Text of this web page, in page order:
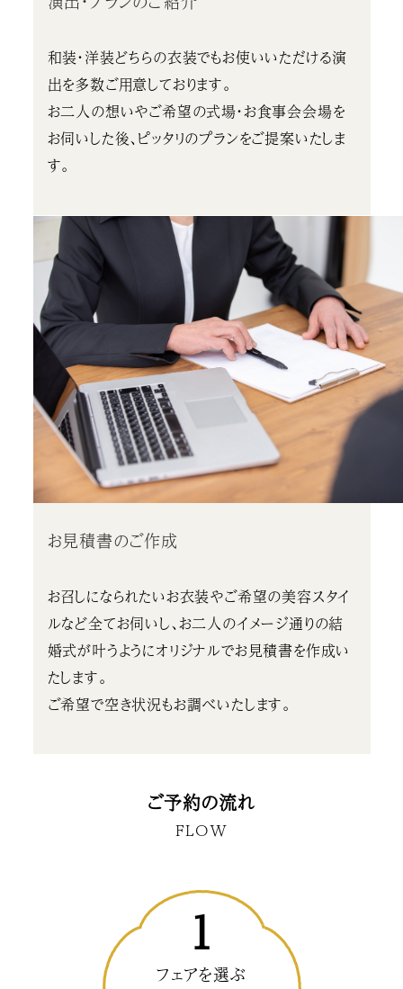
和装・洋装どちらの衣装でもお使いいただける演
出を多数ご用意しております。
お二人の想いやご希望の式場・お食事会会場を
お伺いした後、ピッタリのプランをご提案いたしま
す。
お見積書のご作成
お召しになられたいお衣装やご希望の美容スタイ
ルなど全てお伺いし、お二人のイメージ通りの結
婚式が叶うようにオリジナルでお見積書を作成い
たします。
ご希望で空き状況もお調べいたします。
ご予約の流れ
FLOW
1
フェアを選ぶ